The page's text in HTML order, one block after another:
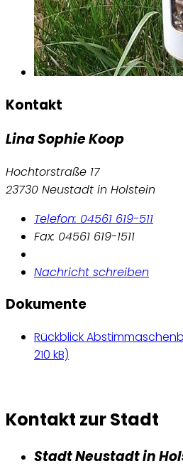
Kontakt
Lina Sophie Koop
Hochtorstraße 17
23730 Neustadt in Holstein
Telefon: 04561 619-511
Fax: 04561 619-1511
Nachricht schreiben
Dokumente
Rückblick
210 kB)
Kontakt zur Stadt
Stadt Neustadt in